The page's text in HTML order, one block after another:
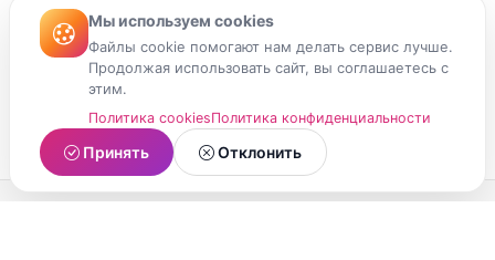
Мы используем cookies
Файлы cookie помогают нам делать сервис лучше.
Продолжая использовать сайт, вы соглашаетесь с
этим.
Политика cookiesПолитика конфиденциальности
Принять Отклонить